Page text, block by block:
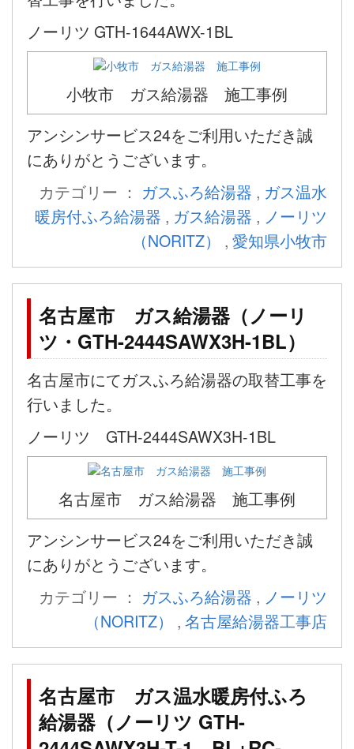
ノーリツ GTH-1644AWX-1BL
小牧市 ガス給湯器 施工事例
アンシンサービス24をご利用いただき誠
にありがとうございます。
カテゴリー ： ガスふろ給湯器 , ガス温水
暖房付ふろ給湯器 , ガス給湯器 , ノーリツ
（NORITZ）
, 愛知県小牧市
名古屋市 ガス給湯器（ノーリ
ツ・GTH-2444SAWX3H-1BL）
名古屋市にてガスふろ給湯器の取替工事を
行いました。
ノーリツ GTH-2444SAWX3H-1BL
名古屋市 ガス給湯器 施工事例
アンシンサービス24をご利用いただき誠
にありがとうございます。
カテゴリー ： ガスふろ給湯器 , ノーリツ
（NORITZ）
, 名古屋給湯器工事店
名古屋市 ガス温水暖房付ふろ
給湯器（ノーリツ GTH-